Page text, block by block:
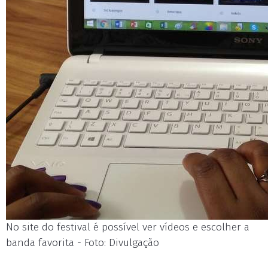
No site do festival é possível ver vídeos e escolher a
banda favorita - Foto: Divulgação